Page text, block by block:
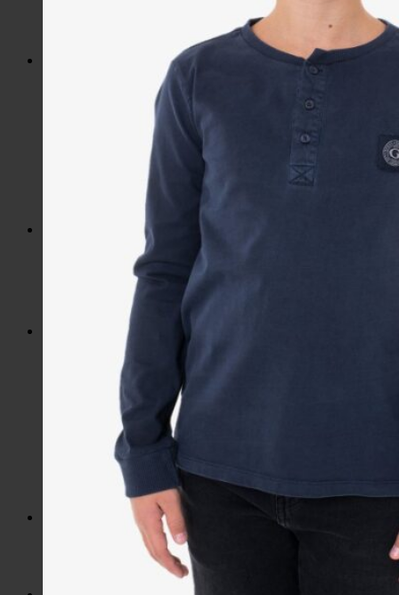
Hrnčeky a poháre s potlačou
Darčekové poukážky
Plavky
Mikiny a svetre
Bundy
Nohavice a tepláky
Pánska obuv
Spodné prádlo
4-7 rokov
8-13 rokov
14-18 rokov
Detské doplnky
Dámska móda na každý deň
Saká / Kabáty
Košele / Blúzky
Mikiny / Svetre
Nohavice / Tepláky
Sukne / Kraťasy
Súpravy
Tričká
Doplnky
Bazárová ponuka